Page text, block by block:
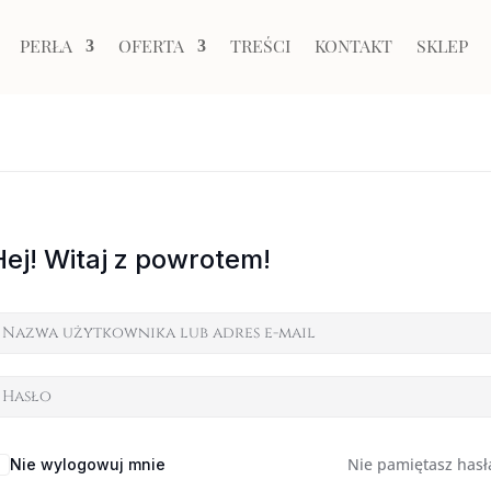
PERŁA OFERTA TREŚCI KONTAKT SKLEP
Witaj z powrotem!
Nie wylogowuj mnie Nie pamiętasz